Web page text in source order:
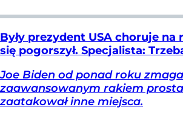
Były prezydent USA choruje na
się pogorszył. Specjalista:
Joe Biden od ponad roku
zaawansowanym rakiem
zaatakował inne miejsca.